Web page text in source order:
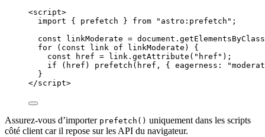
<script>
import { prefetch } from " astro:prefetch " ;
const
linkModerate = document .
for ( const link of linkModerate ) {
const
href = link . getAttribute ( " href " );
if ( href ) prefetch ( href , { eagerness: "
}
</script>
Assurez-vous d’importer prefetch() uniquement dans les scripts
côté client car il repose sur les API du navigateur.